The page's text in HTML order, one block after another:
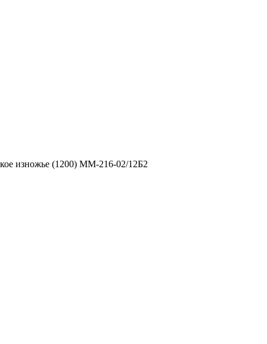
изножье (1200) ММ-216-02/12Б2